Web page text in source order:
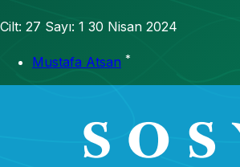
Cilt: 27 Sayı: 1 30 Nisan 2024
Mustafa Atsan *